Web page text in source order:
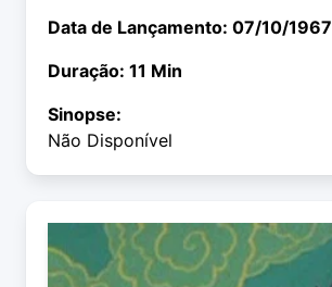
Data de Lançamento: 07/10/1967
Duração: 11 Min
Sinopse:
Não Disponível